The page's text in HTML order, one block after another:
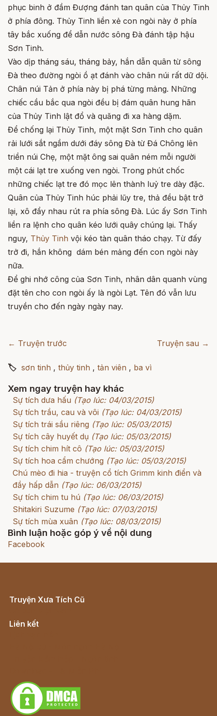
phục binh ở đầm Đượng đánh tan quân của Thủy Tinh
ở phía đông. Thủy Tinh liền xẻ con ngòi này ở phía
tây bắc xuống để dẫn nước sông Đà đánh tập hậu
Sơn Tinh.
Vào dịp tháng sáu, tháng bảy, hắn dẫn quân từ sông
Đà theo đường ngòi ồ ạt đánh vào chân núi rất dữ dội.
Chân núi Tản ở phía này bị phá từng mảng. Những
chiếc cầu bắc qua ngòi đều bị đám quân hung hãn
của Thủy Tinh lật đổ và quăng đi xa hàng dặm.
Để chống lại Thủy Tinh, một mặt Sơn Tinh cho quân
rải lưới sắt ngầm dưới đáy sông Đà từ Đá Chông lên
triền núi Chẹ, một mặt ông sai quân ném mỗi người
một cái lạt tre xuống ven ngòi. Trong phút chốc
những chiếc lạt tre đó mọc lên thành luỷ tre dày đặc.
Quân của Thủy Tinh húc phải lũy tre, thả đều bật trở
lại, xô đẩy nhau rút ra phía sông Đà. Lúc ấy Sơn Tinh
liền ra lệnh cho quân kéo lưới quây chúng lại. Thấy
nguy, Thủy Tinh vội kéo tàn quân tháo chạy. Từ đấy
trở đi, hắn không dám bén mảng đến con ngòi này
nữa.
Để ghi nhớ công của Sơn Tinh, nhân dân quanh vùng
đặt tên cho con ngòi ấy là ngòi Lạt. Tên đó vẫn lưu
truyền cho đến ngày ngày nay.
← Truyện trước Truyện sau →
🏷 sơn tinh , thủy tinh , tản viên , ba vì
Xem ngay truyện hay khác
Sự tích dưa hấu (Tạo lúc: 04/03/2015)
Sự tích trầu, cau và vôi (Tạo lúc: 04/03/2015)
Sự tích trái sầu riêng (Tạo lúc: 05/03/2015)
Sự tích cây huyết dụ (Tạo lúc: 05/03/2015)
Sự tích chim hít cô (Tạo lúc: 05/03/2015)
Sự tích hoa cẩm chướng (Tạo lúc: 05/03/2015)
Chú mèo đi hia - truyện cổ tích Grimm kinh điển và
đầy hấp dẫn (Tạo lúc: 06/03/2015)
Sự tích chim tu hú (Tạo lúc: 06/03/2015)
Shitakiri Suzume (Tạo lúc: 07/03/2015)
Sự tích mùa xuân (Tạo lúc: 08/03/2015)
Bình luận hoặc góp ý về nội dung
Facebook
Truyện Xưa Tích Cũ
Liên kết